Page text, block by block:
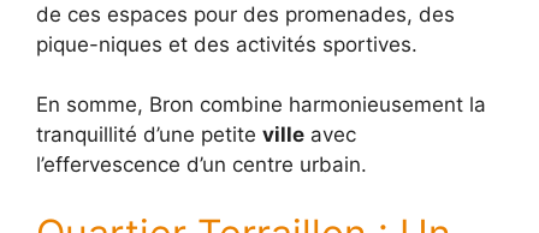
de ces espaces pour des promenades, des
pique-niques et des activités sportives.
En somme, Bron combine harmonieusement la
tranquillité d’une petite ville avec
l’effervescence d’un centre urbain.